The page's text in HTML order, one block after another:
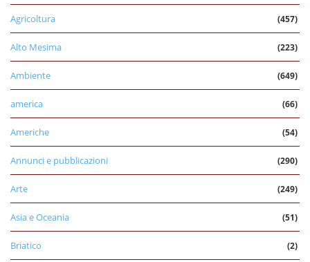
Agricoltura (457)
Alto Mesima (223)
Ambiente (649)
america (66)
Americhe (54)
Annunci e pubblicazioni (290)
Arte (249)
Asia e Oceania (51)
Briatico (2)